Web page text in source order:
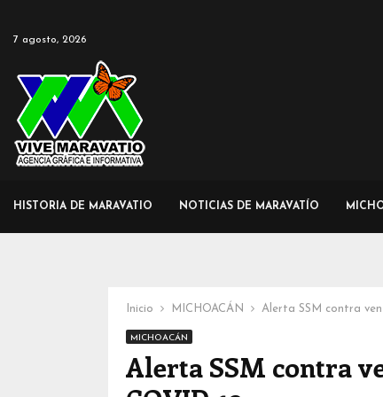
7 agosto, 2026
HISTORIA DE MARAVATIO NOTICIAS DE MARAVATÍO
Inicio MICHOACÁN Alerta SSM contra
MICHOACÁN
Alerta SSM contra